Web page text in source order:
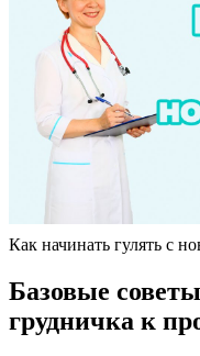
Как начинать гулять с
Базовые
грудничка к